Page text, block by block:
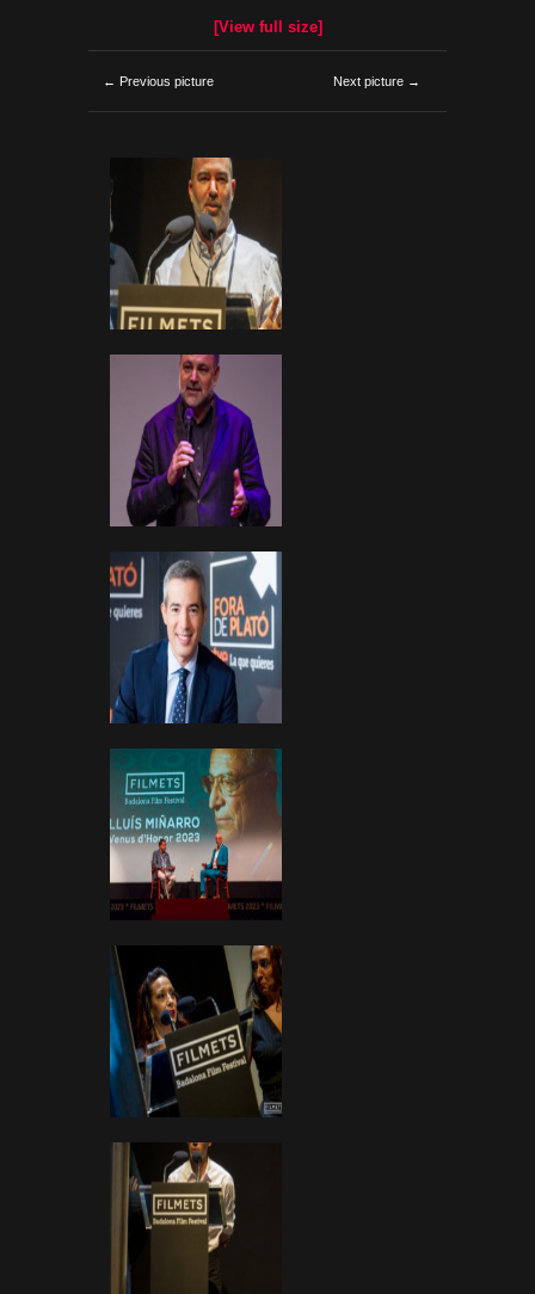
[View full size]
← Previous picture Next picture →